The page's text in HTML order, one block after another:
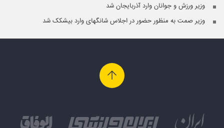
وزیر ورزش و جوانان وارد آذربایجان شد
وزیر صمت به منظور حضور در اجلاس شانگهای وارد بیشکک شد